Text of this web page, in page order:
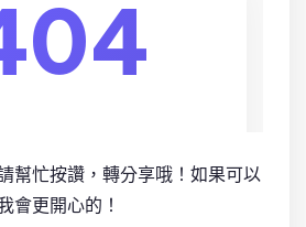
幫忙按讚，轉分享哦！如果可以
會更開心的！